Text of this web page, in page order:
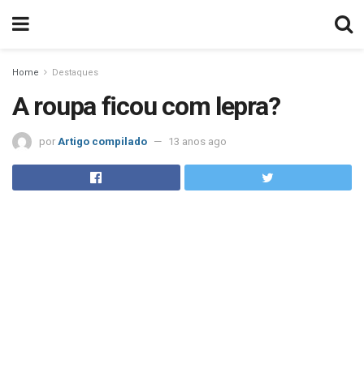
Home Destaques
A roupa ficou com lepra?
por Artigo compilado 13 anos ago